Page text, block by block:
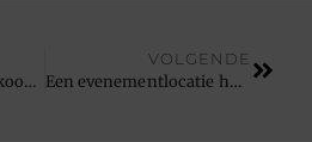
Welk groencompost koopt u het best in Antwerpen?
VOLGENDE
Een evenementlocatie huren in Izegem in een sprookjesachtig kader